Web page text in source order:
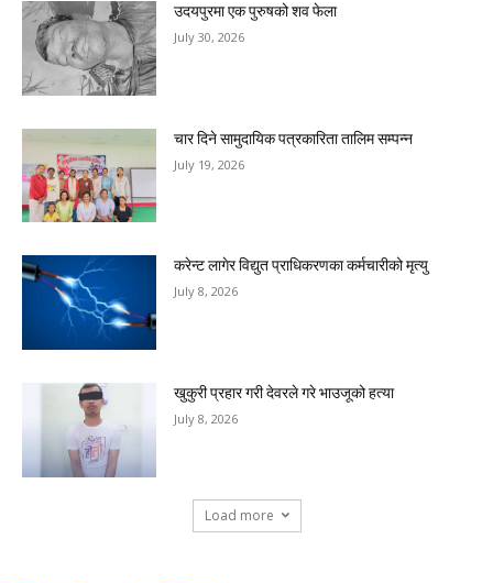
उदयपुरमा एक पुरुषको शव फेला
July 30, 2026
चार दिने सामुदायिक पत्रकारिता तालिम सम्पन्न
July 19, 2026
करेन्ट लागेर विद्युत प्राधिकरणका कर्मचारीको मृत्यु
July 8, 2026
खुकुरी प्रहार गरी देवरले गरे भाउजूको हत्या
July 8, 2026
Load more